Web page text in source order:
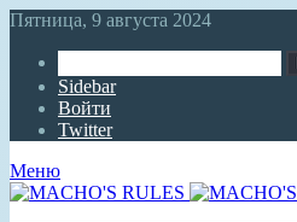
Пятница, 9 августа 2024
Sidebar
Войти
Twitter
Меню